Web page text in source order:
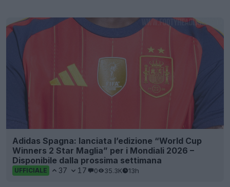
Adidas Spagna: lanciata l’edizione “World Cup
Winners 2 Star Maglia” per i Mondiali 2026 –
Disponibile dalla prossima settimana
UFFICIALE 37 17 0 35.3K 13h